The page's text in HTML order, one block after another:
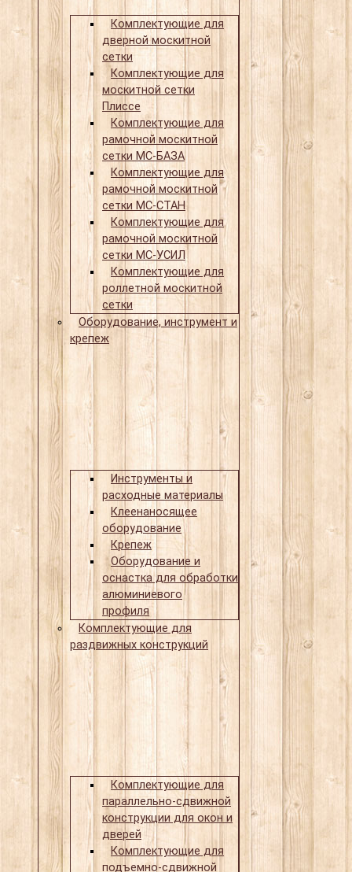
Комплектующие для
дверной москитной
сетки
Комплектующие для
москитной сетки
Плиссе
Комплектующие для
рамочной москитной
сетки МС-БАЗА
Комплектующие для
рамочной москитной
сетки МС-СТАН
Комплектующие для
рамочной москитной
сетки МС-УСИЛ
Комплектующие для
роллетной москитной
сетки
Оборудование, инструмент и
крепеж
Инструменты и
расходные материалы
Клеенаносящее
оборудование
Крепеж
Оборудование и
оснастка для обработки
алюминиевого
профиля
Комплектующие для
раздвижных конструкций
Комплектующие для
параллельно-сдвижной
конструкции для окон и
дверей
Комплектующие для
подъемно-сдвижной